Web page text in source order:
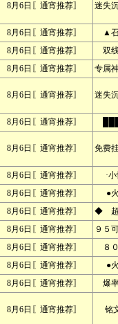
8月6日〖通宵推荐〗 迷失
8月6日〖通宵推荐〗
▲
8月6日〖通宵推荐〗
双
8月6日〖通宵推荐〗 专属
8月6日〖通宵推荐〗 迷失
8月6日〖通宵推荐〗
8月6日〖通宵推荐〗 免费
8月6日〖通宵推荐〗
·
8月6日〖通宵推荐〗
●
8月6日〖通宵推荐〗
◆ 超
8月6日〖通宵推荐〗
９５
8月6日〖通宵推荐〗
８
8月6日〖通宵推荐〗
●
8月6日〖通宵推荐〗 爆
8月6日〖通宵推荐〗 铭